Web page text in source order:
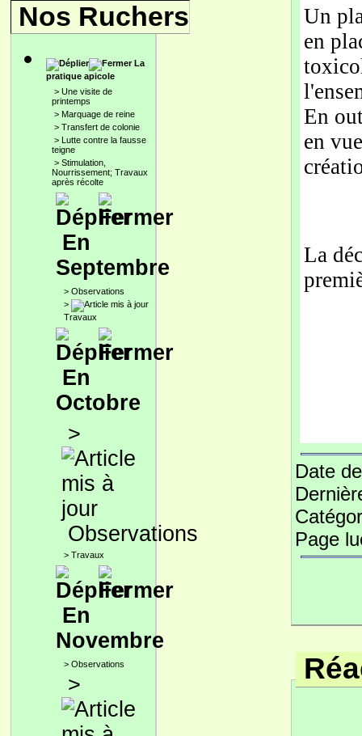
Nos Ruchers
La
pratique apicole
> Une visite de
printemps
> Marquage de reine
> Transfert de colonie
> Lutte contre la fausse
teigne
> Stimulation,
Nourrissement; Travaux
après récolte
En
Septembre
> Observations
>
Travaux
En
Octobre
>
Observations
> Travaux
En
Novembre
> Observations
>
Un
en
En
en
La
Date
Page